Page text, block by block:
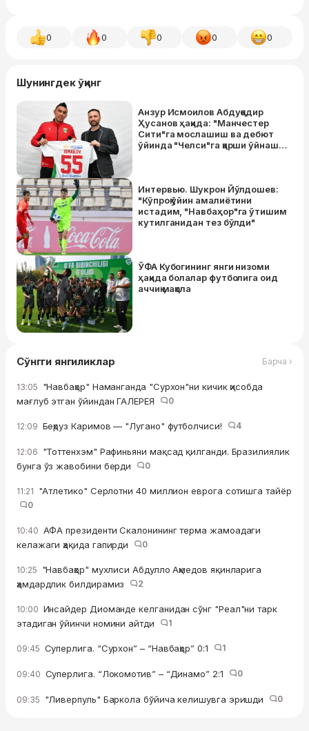
0 0 0 0 0
Шунингдек ўқинг
Анзур Исмоилов Абдуқодир
Ҳусанов ҳақида: "Манчестер
Сити"га мослашиш ва дебют
ўйинда "Челси"га қарши ўйнаш
Интервью. Шукрон Йўлдошев:
"Кўпроқ ўйин амалиётини
истадим, "Навбаҳор"га ўтишим
кутилганидан тез бўлди"
ЎФА Кубогининг янги низоми
ҳақида болалар футболига оид
аччиқ мақола
Сўнгги янгиликлар Барча ›
13:05 "Навбаҳор" Наманганда "Сурхон"ни кичик ҳисобда
мағлуб этган ўйиндан ГАЛЕРЕЯ
0
12:09 Беҳруз Каримов — "Лугано" футболчиси! 4
12:06 "Тоттенхэм" Рафиньяни мақсад қилганди. Бразилиялик
бунга ўз жавобини берди
0
11:21 "Атлетико" Серлотни 40 миллион еврога сотишга тайёр
0
10:40 АФА президенти Скалонининг терма жамоадаги
келажаги ҳақида гапирди
0
10:25 "Навбаҳор" мухлиси Абдулло Аҳмедов яқинларига
ҳамдардлик билдирамиз
2
10:00 Инсайдер Диоманде келганидан сўнг "Реал"ни тарк
этадиган ўйинчи номини айтди
1
09:45 Суперлига. “Сурхон” – “Навбаҳор” 0:1 1
09:40 Суперлига. “Локомотив” – “Динамо” 2:1 0
09:35 "Ливерпуль" Баркола бўйича келишувга эришди 0